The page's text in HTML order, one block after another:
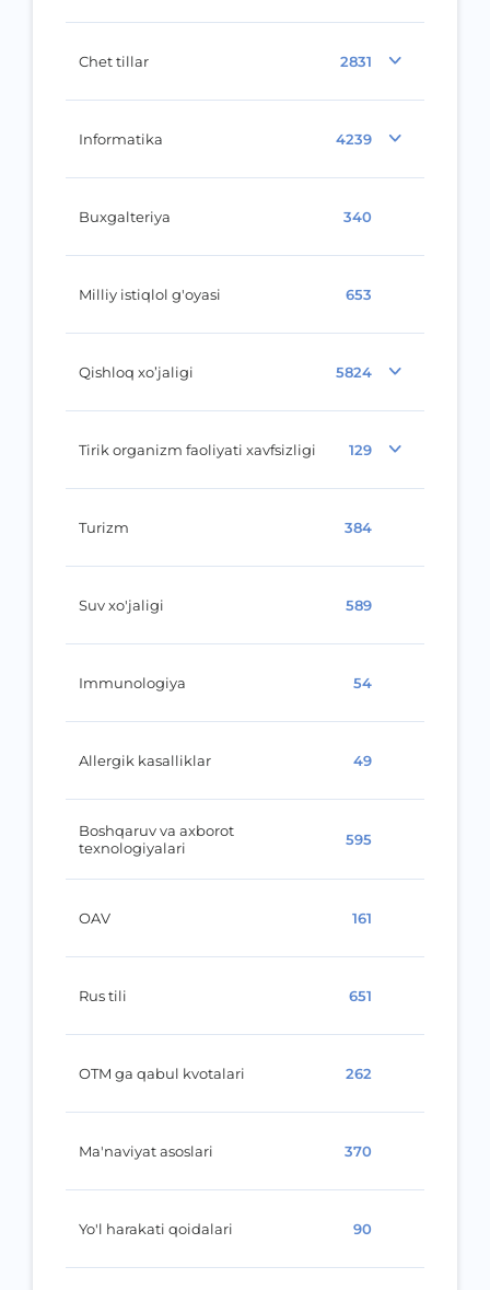
Chet tillar 2831
Informatika 4239
Buxgalteriya 340
Milliy istiqlol g'oyasi 653
Qishloq xo’jaligi 5824
Tirik organizm faoliyati xavfsizligi 129
Turizm 384
Suv xo'jaligi 589
Immunologiya 54
Allergik kasalliklar 49
Boshqaruv va axborot
texnologiyalari
595
OAV 161
Rus tili 651
OTM ga qabul kvotalari 262
Ma'naviyat asoslari 370
Yo'l harakati qoidalari 90